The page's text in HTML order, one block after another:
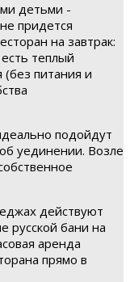
детьми -
придется
на завтрак:
теплый
питания и
подойдут
уединении. Возле
действуют
русской бани на
аренда
прямо в